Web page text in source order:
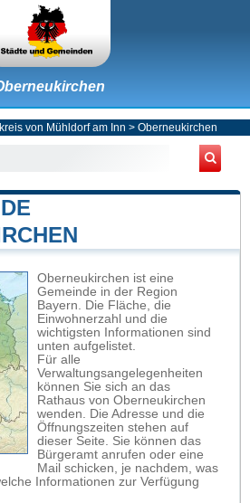
von Mühldorf am Inn > Oberneukirchen
Oberneukirchen ist eine
Gemeinde in der Region
Bayern. Die Fläche, die
Einwohnerzahl und die
wichtigsten Informationen sind
unten aufgelistet.
Für alle
Verwaltungsangelegenheiten
können Sie sich an das
Rathaus von Oberneukirchen
wenden. Die Adresse und die
Öffnungszeiten stehen auf
dieser Seite. Sie können das
Bürgeramt anrufen oder eine
Mail schicken, je nachdem, was
Informationen zur Verfügung